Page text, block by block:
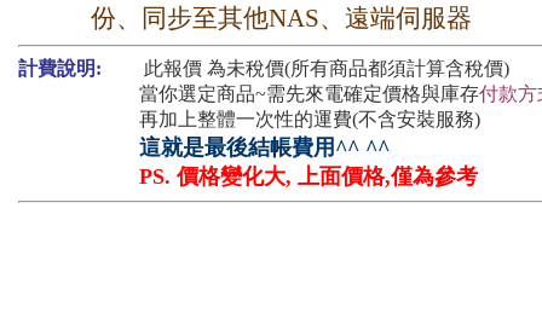
份、同步至其他NAS、遠端伺服器
計費說明:
此報價 為未稅價(所有商品都須計算含稅價)
當你選定商品~需先來電確定價格與庫存付款方
再加上整體一次性的運費(不含安裝服務)
這就是最後結帳費用^^ ^^
PS. 價格變化大, 上面價格,僅為參考